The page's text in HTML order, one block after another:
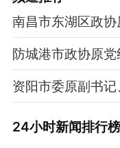
南昌市东湖区政
防城港市政协原
资阳市委原副书
24小时新闻排行榜